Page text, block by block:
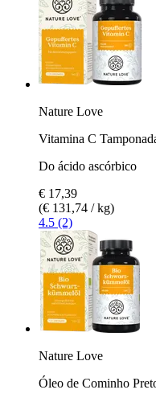
Nature Love
Vitamina C
Do ácido ascórbico
€ 17,39
(€ 131,74 / kg)
4.5 (2)
Nature Love
Óleo de Cominho